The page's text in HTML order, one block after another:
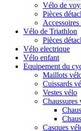
Vélo de
Pièces
Vélo de Triathlon
Pièces
Vélo electrique
Vélo enfant
Equipement du
Maillots
Cuissards
Vestes vélo
Chaussures
Casques